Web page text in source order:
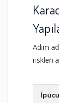
Adım
riskleri
İpucu